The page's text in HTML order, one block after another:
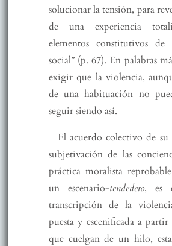
solucionar la tensión, para
de una experiencia
elementos constitutivos de
social” (p. 67). En palabras
exigir que la violencia,
de una habituación no
seguir siendo así.
El acuerdo colectivo de su
subjetivación de las
práctica moralista
un escenario-tendedero, es
transcripción de la
puesta y escenificada a partir
que cuelgan de un hilo,